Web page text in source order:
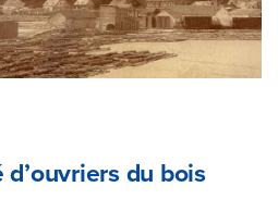
du bois